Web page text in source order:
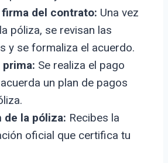
firma del contrato: Una vez
póliza, se revisan las
y se formaliza el acuerdo.
prima: Se realiza el pago
un plan de pagos
de la póliza: Recibes la
oficial que certifica tu